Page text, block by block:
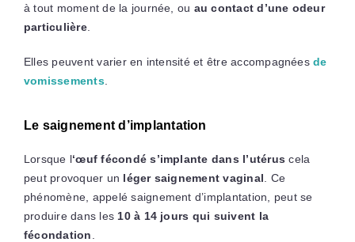
à tout moment de la journée, ou au contact d’une odeur
particulière.
Elles peuvent varier en intensité et être accompagnéesde
vomissements.
Le saignement d’implantation
Lorsque l‘œuf fécondé s’implante dans l’utérus cela
peut provoquer un léger saignement vaginal . Ce
phénomène, appelé saignement d’implantation, peut se
produire dans les 10 à 14 jours qui suivent la
fécondation